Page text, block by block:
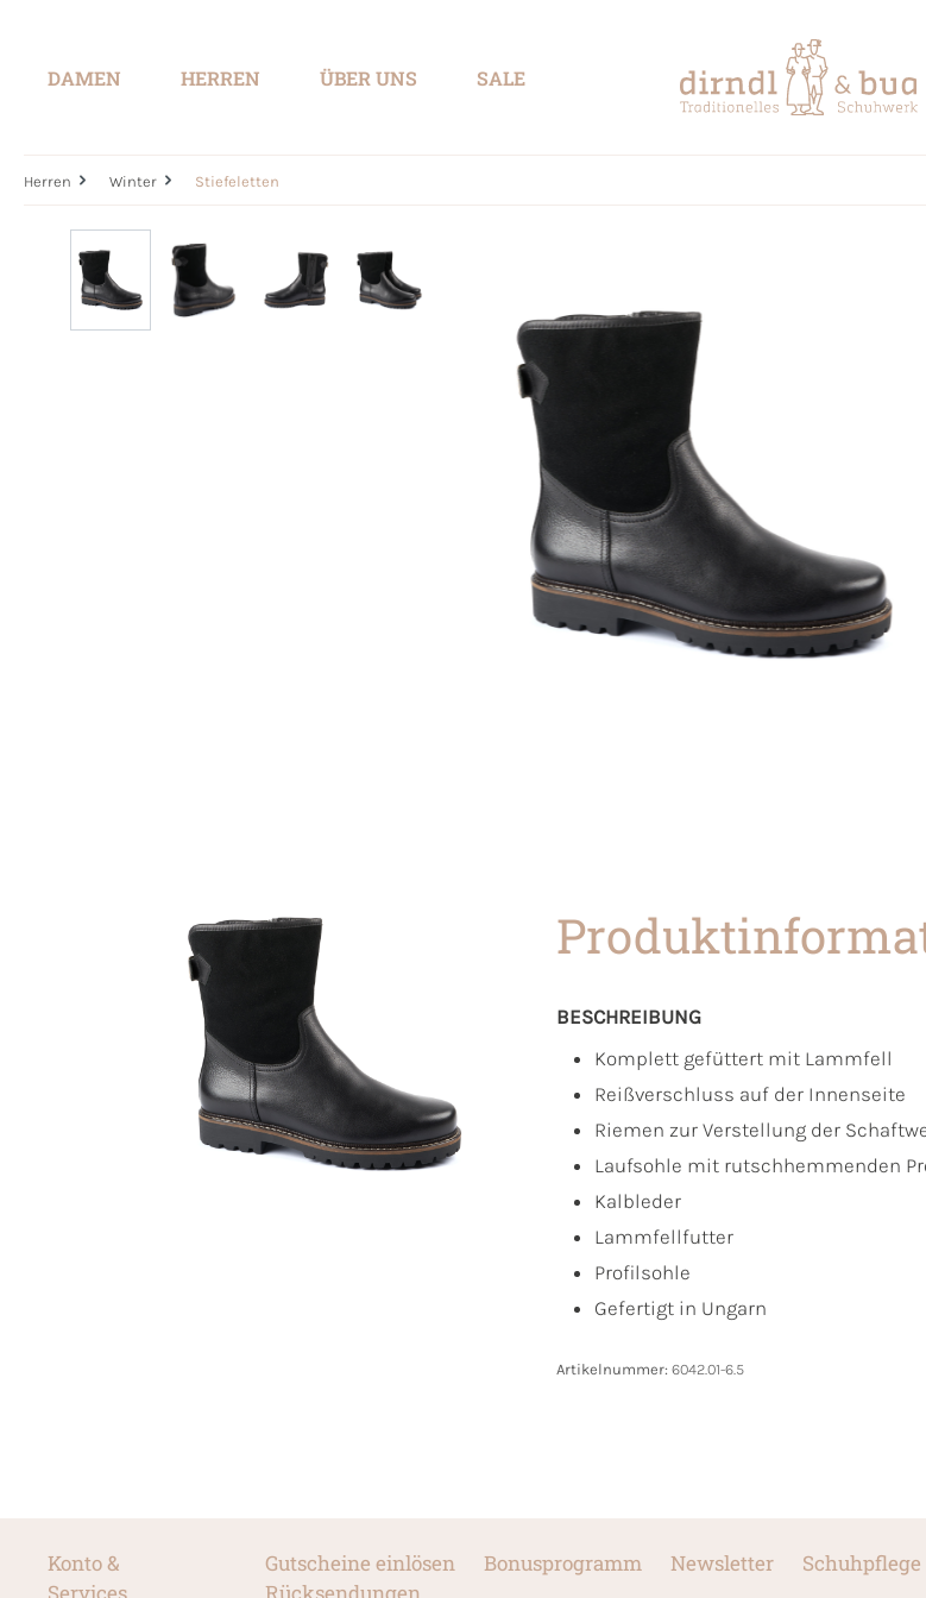
DAMEN HERREN ÜBER UNS SALE
Herren Winter Stiefeletten
Bildergalerie überspringen
BESCHREIBUNG
Komplett gefüttert mit Lammfell
Reißverschluss auf der Innenseite
Riemen zur Verstellung der
Laufsohle mit rutschhemmenden
Kalbleder
Lammfellfutter
Profilsohle
Gefertigt in Ungarn
Artikelnummer: 6042.01-6.5
Konto &
Gutscheine einlösen Bonusprogramm Newsletter Schuhpflege